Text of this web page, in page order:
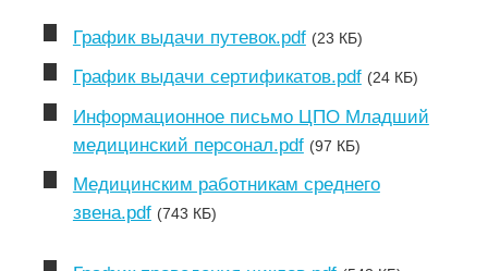
График выдачи путевок.pdf (23 КБ)
График выдачи сертификатов.pdf (24 КБ)
Информационное письмо ЦПО Младший
медицинский персонал.pdf (97 КБ)
Медицинским работникам среднего
звена.pdf (743 КБ)